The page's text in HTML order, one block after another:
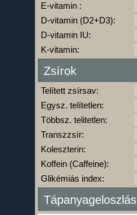
E-vitamin :
D-vitamin (D2+D3):
D-vitamin IU:
K-vitamin:
Zsírok
Telített zsírsav:
Egysz. telítetlen:
Többsz. telitetlen:
Transzzsír:
Koleszterin:
Koffein (Caffeine):
Glikémiás index:
Tápanyageloszlás